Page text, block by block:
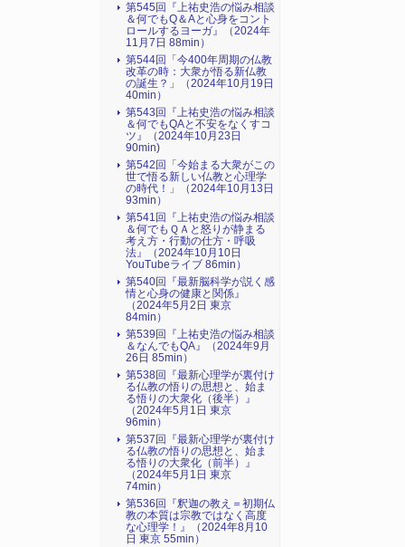
第545回『上祐史浩の悩み相談
＆何でもQ＆Aと心身をコント
ロールするヨーガ』（2024年
11月7日 88min）
第544回「今400年周期の仏教
改革の時：大衆が悟る新仏教
の誕生？」（2024年10月19日
40min）
第543回『上祐史浩の悩み相談
＆何でもQAと不安をなくすコ
ツ』（2024年10月23日
90min)
第542回「今始まる大衆がこの
世で悟る新しい仏教と心理学
の時代！」（2024年10月13日
93min）
第541回『上祐史浩の悩み相談
＆何でもＱＡと怒りが静まる
考え方・行動の仕方・呼吸
法』（2024年10月10日
YouTubeライブ 86min）
第540回『最新脳科学が説く感
情と心身の健康と関係』
（2024年5月2日 東京
84min）
第539回『上祐史浩の悩み相談
＆なんでもQA』（2024年9月
26日 85min）
第538回『最新心理学が裏付け
る仏教の悟りの思想と、始ま
る悟りの大衆化（後半）』
（2024年5月1日 東京
96min）
第537回『最新心理学が裏付け
る仏教の悟りの思想と、始ま
る悟りの大衆化（前半）』
（2024年5月1日 東京
74min）
第536回『釈迦の教え＝初期仏
教の本質は宗教ではなく高度
な心理学！』（2024年8月10
日 東京 55min）